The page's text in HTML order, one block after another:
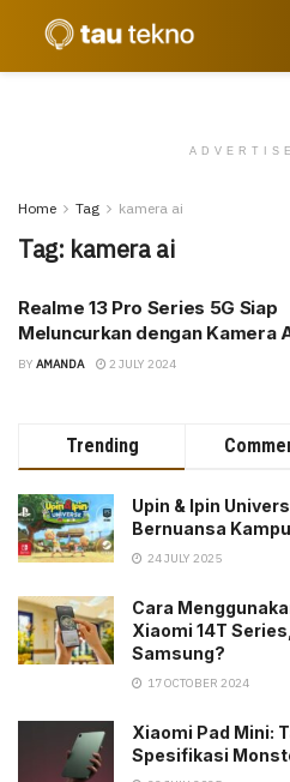
Home Tag kamera ai
Tag: kamera ai
Realme 13 Pro Series 5G Siap
Meluncurkan dengan Kamera
BY AMANDA 2 JULY 2024
Trending
Upin & Ipin
Bernuansa
24 JULY 2025
Cara
Xiaomi 14T
Samsung?
17 OCTOBER 2024
Xiaomi Pad Mini:
Spesifikasi